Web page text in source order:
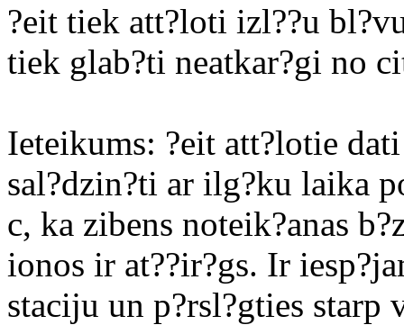
?eit tiek att?loti izl??u
tiek glab?ti neatkar?gi no
Ieteikums: ?eit att?lotie
sal?dzin?ti ar ilg?ku laika
c, ka zibens noteik?anas
ionos ir at??ir?gs. Ir
staciju un p?rsl?gties starp